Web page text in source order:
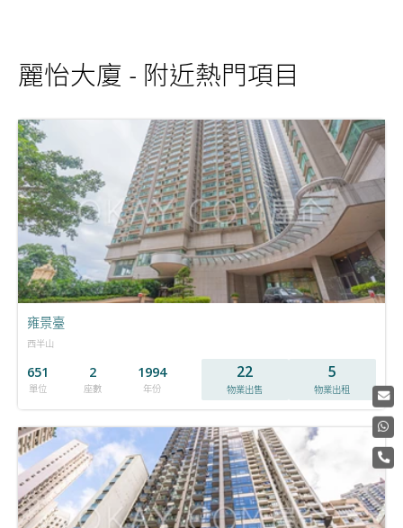
麗怡大廈 - 附近熱門項目
雍景臺
西半山
651
單位
2
座數
1994
年份
22
物業出售
5
物業出租